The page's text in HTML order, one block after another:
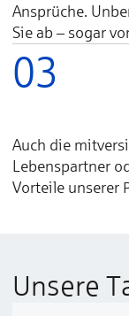
Ansprüche.
Sie ab – sogar
03
Auch die
Lebenspartner
Vorteile unserer
Unsere